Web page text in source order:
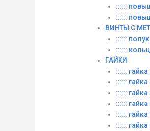
::::::
::::::
ВИНТЫ C
::::::
::::::
ГАЙКИ
::::::
::::::
::::::
::::::
::::::
::::::